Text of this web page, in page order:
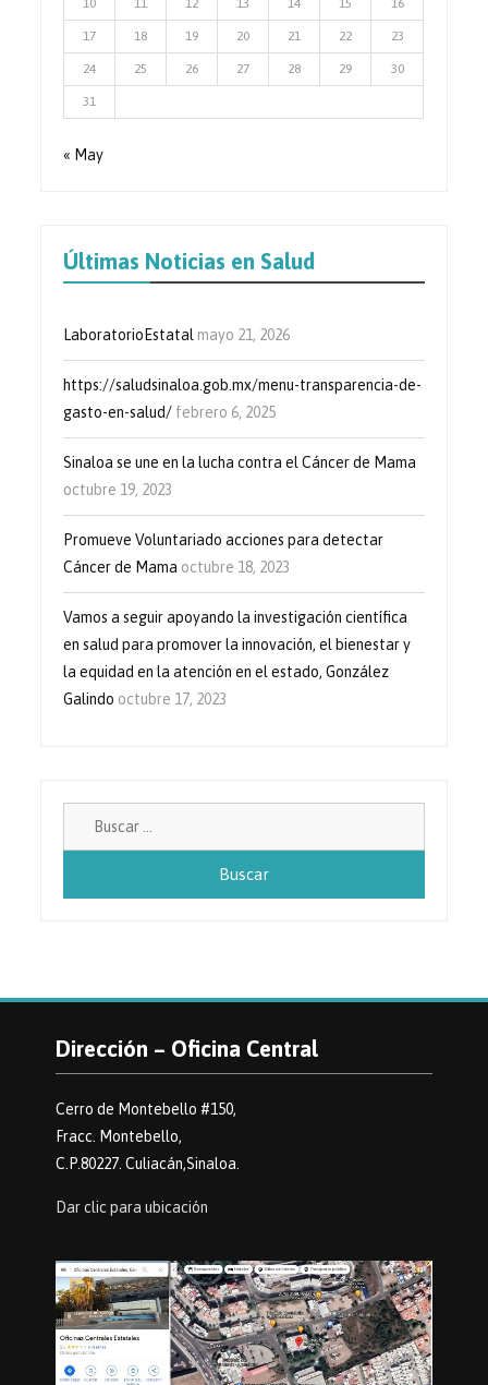
17 18 19 20 21 22 23
24 25 26 27 28 29 30
31
« May
Últimas Noticias en Salud
LaboratorioEstatal mayo 21, 2026
https://saludsinaloa.gob.mx/menu-transparencia-de-
gasto-en-salud/ febrero 6, 2025
Sinaloa se une en la lucha contra el Cáncer de Mama
octubre 19, 2023
Promueve Voluntariado acciones para detectar
Cáncer de Mama octubre 18, 2023
Vamos a seguir apoyando la investigación científica
en salud para promover la innovación, el bienestar y
la equidad en la atención en el estado, González
Galindo octubre 17, 2023
Dirección – Oficina Central
Cerro de Montebello #150,
Fracc. Montebello,
C.P.80227. Culiacán,Sinaloa.
Dar clic para ubicación